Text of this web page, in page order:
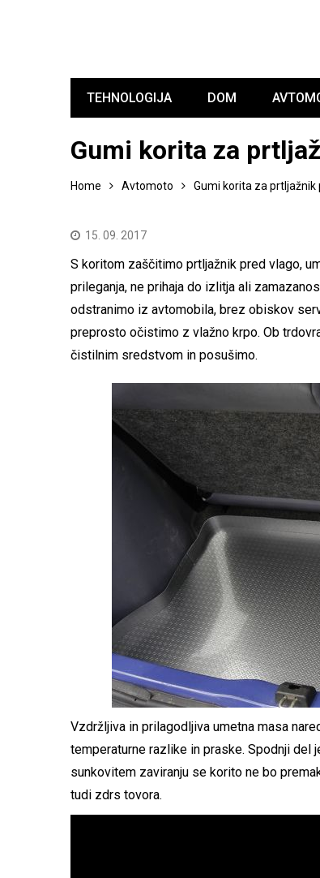
TEHNOLOGIJA DOM
Gumi korita za
Home Avtomoto Gumi korita za
15. 09. 2017
S koritom zaščitimo prtljažnik pred vlago,
prileganja, ne prihaja do izlitja ali
odstranimo iz avtomobila, brez obiskov
preprosto očistimo z vlažno krpo. Ob
čistilnim sredstvom in posušimo.
Vzdržljiva in prilagodljiva umetna masa
temperaturne razlike in praske. Spodnji del
sunkovitem zaviranju se korito ne bo
tudi zdrs tovora.